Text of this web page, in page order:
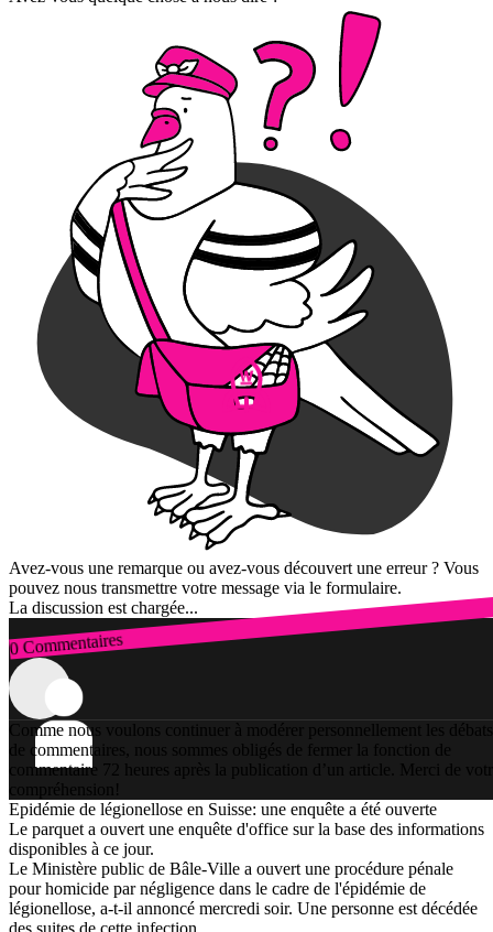
Avez-vous une remarque ou avez-vous découvert une erreur ? Vous
pouvez nous transmettre votre message via le formulaire.
La discussion est chargée...
0 Commentaires
Connexion
Comme nous voulons continuer à modérer personnellement les débats
de commentaires, nous sommes obligés de fermer la fonction de
commentaire 72 heures après la publication d’un article. Merci de
compréhension!
Epidémie de légionellose en Suisse: une enquête a été ouverte
Le parquet a ouvert une enquête d'office sur la base des informations
disponibles à ce jour.
Le Ministère public de Bâle-Ville a ouvert une procédure pénale
pour homicide par négligence dans le cadre de l'épidémie de
légionellose, a-t-il annoncé mercredi soir. Une personne est décédée
des suites de cette infection.